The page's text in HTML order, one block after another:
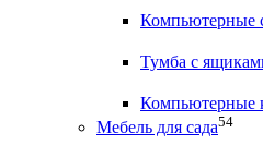
Компьютерные
Тумба с
Компьютерные
Мебель для сада54